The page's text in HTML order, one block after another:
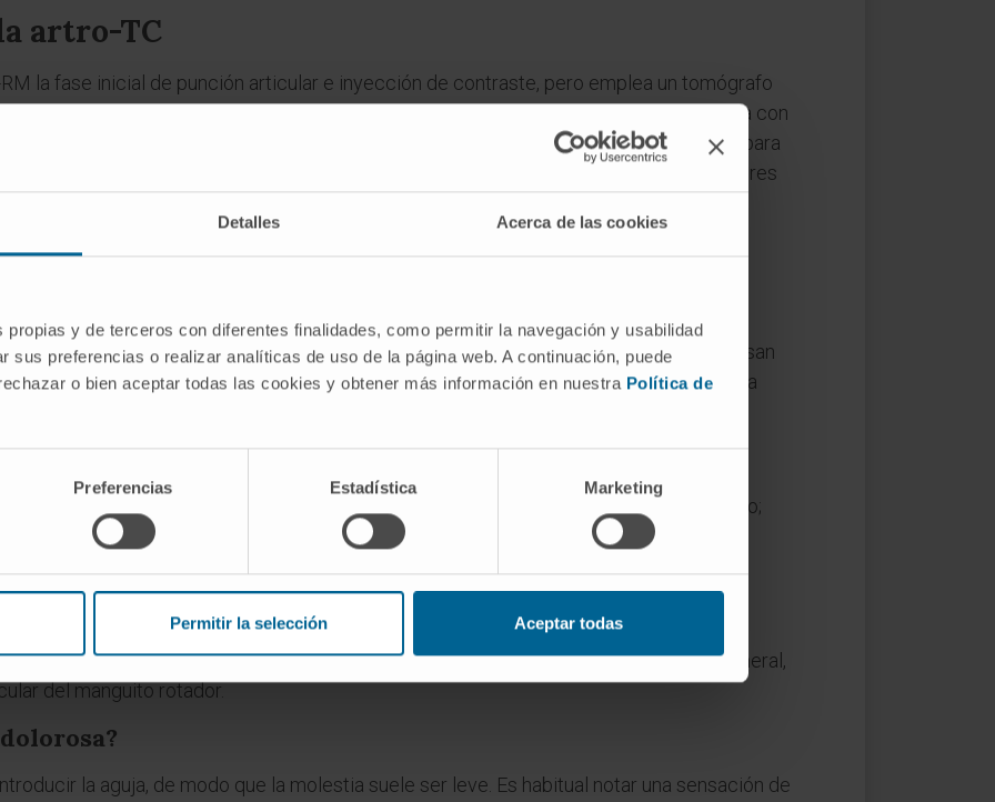
Detalles Acerca de las cookies
propias y de terceros con diferentes finalidades, como permitir la navegación y usabilidad
sus preferencias o realizar analíticas de uso de la página web. A continuación, puede
o bien aceptar todas las cookies y obtener más información en nuestra Política de
Preferencias Estadística Marketing
Permitir la selección Aceptar todas
artro-TC
la fase inicial de punción articular e inyección de contraste, pero emplea un tomógrafo
de resonancia. Cada modalidad tiene terrenos donde rinde mejor: la artro-RM muestra con
ligamentos, tendones), mientras que la artro-TC ofrece mayor resolución espacial para
artro-TC es la alternativa cuando la RM está contraindicada, como ocurre en portadores
con claustrofobia que no toleran el equipo de resonancia.
artro-RM?
articulación, combinado con la sigla RM (resonancia magnética). En español se usan
artrografía por resonancia magnética y, en la literatura científica, la abreviatura
que una RM con contraste?
se inyecta en una vena del brazo y llega a los tejidos a través del torrente sanguíneo;
y vasos. En la artro-RM, el contraste se introduce directamente dentro de la
con más frecuencia?
que se realizan en la práctica clínica van dirigidas a estudiar la articulación glenohumeral,
del manguito rotador.
la aguja, de modo que la molestia suele ser leve. Es habitual notar una sensación de